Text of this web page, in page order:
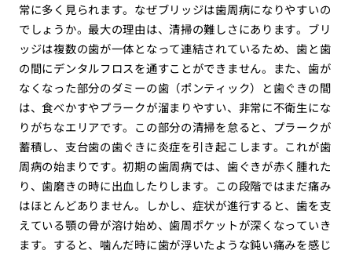
常に多く見られます。なぜブリッジは歯周病になりやすいの
でしょうか。最大の理由は、清掃の難しさにあります。ブリ
ッジは複数の歯が一体となって連結されているため、歯と歯
の間にデンタルフロスを通すことができません。また、歯が
なくなった部分のダミーの歯（ポンティック）と歯ぐきの間
は、食べかすやプラークが溜まりやすい、非常に不衛生にな
りがちなエリアです。この部分の清掃を怠ると、プラークが
蓄積し、支台歯の歯ぐきに炎症を引き起こします。これが歯
周病の始まりです。初期の歯周病では、歯ぐきが赤く腫れた
り、歯磨きの時に出血したりします。この段階ではまだ痛み
はほとんどありません。しかし、症状が進行すると、歯を支
えている顎の骨が溶け始め、歯周ポケットが深くなっていき
ます。すると、噛んだ時に歯が浮いたような鈍い痛みを感じ